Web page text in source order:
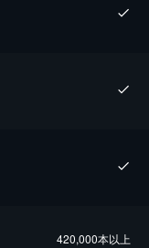
420,000本以上